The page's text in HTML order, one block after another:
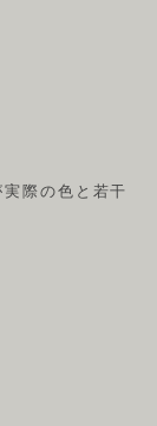
際の色と若干